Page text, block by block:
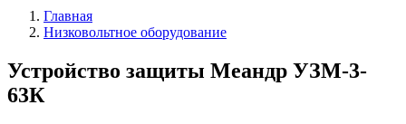
Главная
Низковольтное оборудование
Устройство защиты Меандр УЗМ-3-
63К